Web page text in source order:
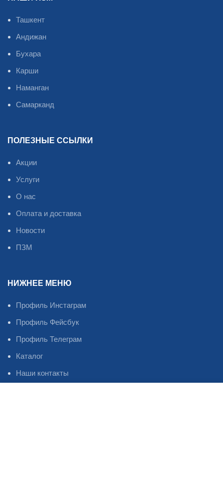
Ташкент
Андижан
Бухара
Карши
Наманган
Самарканд
ПОЛЕЗНЫЕ ССЫЛКИ
Акции
Услуги
О нас
Оплата и доставка
Новости
ПЗМ
НИЖНЕЕ МЕНЮ
Профиль Инстаграм
Профиль Фейсбук
Профиль Телеграм
Каталог
Наши контакты